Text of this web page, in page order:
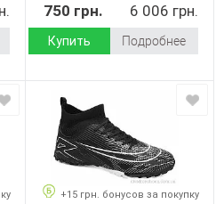
750 грн. 6 006 грн.
Купить Подробнее
+15 грн. бонусов за покупку